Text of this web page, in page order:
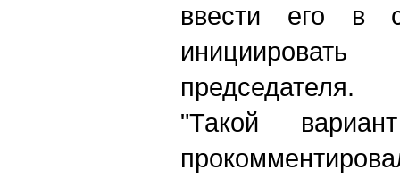
ввести его в
председателя.
"Такой